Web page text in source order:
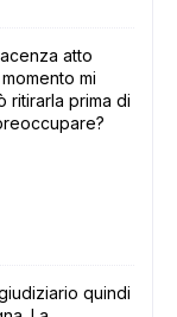
atto
mi
ritirarla prima di
quindi